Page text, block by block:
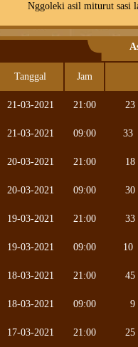
Nggoleki asil miturut sasi
Tanggal Jam
21-03-2021 21:00 23
21-03-2021 09:00 33
20-03-2021 21:00 18
20-03-2021 09:00 30
19-03-2021 21:00 33
19-03-2021 09:00 10
18-03-2021 21:00 45
18-03-2021 09:00 9
17-03-2021 21:00 25